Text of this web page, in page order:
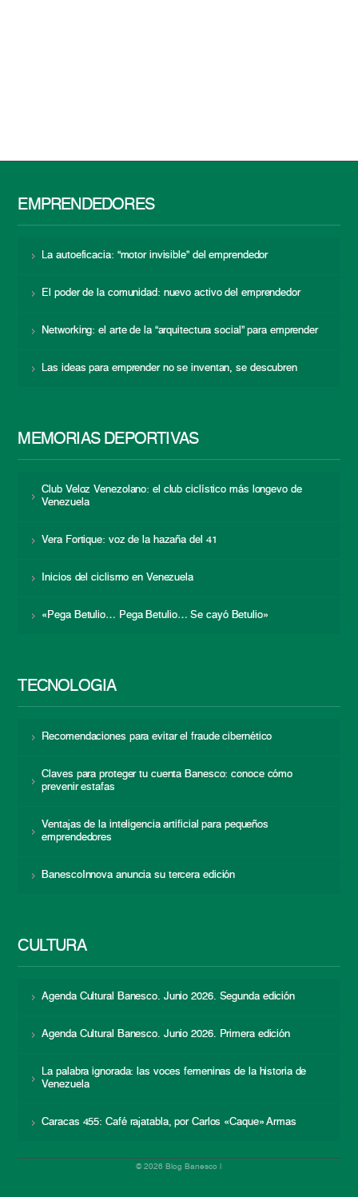
EMPRENDEDORES
La autoeficacia: “motor invisible” del emprendedor
El poder de la comunidad: nuevo activo del emprendedor
Networking: el arte de la “arquitectura social” para emprender
Las ideas para emprender no se inventan, se descubren
MEMORIAS DEPORTIVAS
Club Veloz Venezolano: el club ciclístico más longevo de
Venezuela
Vera Fortique: voz de la hazaña del 41
Inicios del ciclismo en Venezuela
«Pega Betulio… Pega Betulio… Se cayó Betulio»
TECNOLOGÍA
Recomendaciones para evitar el fraude cibernético
Claves para proteger tu cuenta Banesco: conoce cómo
prevenir estafas
Ventajas de la inteligencia artificial para pequeños
emprendedores
BanescoInnova anuncia su tercera edición
CULTURA
Agenda Cultural Banesco. Junio 2026. Segunda edición
Agenda Cultural Banesco. Junio 2026. Primera edición
La palabra ignorada: las voces femeninas de la historia de
Venezuela
Caracas 455: Café rajatabla, por Carlos «Caque» Armas
© 2026 Blog Banesco |